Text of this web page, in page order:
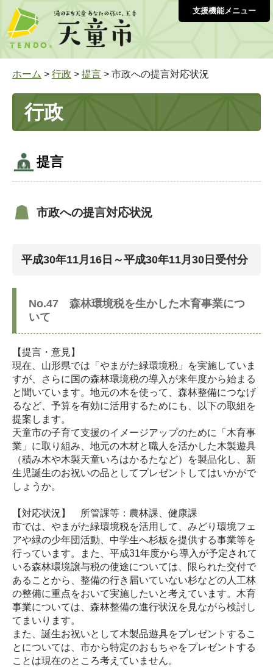
支援機能メニュー
ホーム > 行政 > 提言 > 市政への提言対応状況
行政
提言
市政への提言対応状況
平成30年11月16日～平成30年11月30日受付分
No.47 森林環境税を生かした木育事業につ
いて
【提言・意見】
現在、山形県では「やまがた緑環境税」を実施していま
すが、さらに国の森林環境税の導入が来年度から始まる
と聞いています。地元の木を使って、森林整備につなげ
るなど、予算を有効に活用するためにも、以下の取組を
提案します。
天童市の子育て支援のイメージアップのために「木育事
業」に取り組み、地元の木材と職人を活かした木製遊具
（積み木や木製天童いろはかるたなど）を製品化し、新
生児誕生のお祝いの品としてプレゼントしてはいかがで
しょうか。
【対応状況】 所管課等：農林課、健康課
市では、やまがた緑環境税を活用して、みどり環境フェ
アや緑の少年団活動、中学生へ杉板を提供する事業等を
行っています。また、平成31年度から導入が予定されて
いる森林環境譲与税の使途については、限られた交付で
あることから、整備の行き届いていない杉などの人工林
の整備に重点をおいて実施したいと考えています。木育
事業については、森林整備の進行状況を見ながら検討し
てまいります。
また、誕生お祝いとして木製品遊具をプレゼントするこ
とについては、市から特定のおもちゃをプレゼントする
ことは現在のところ考えていません。